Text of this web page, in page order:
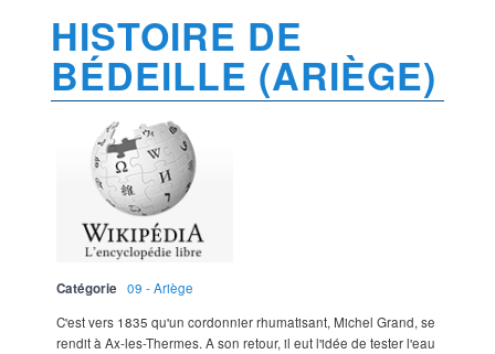
HISTOIRE DE
BÉDEILLE (ARIÈGE)
Catégorie
09 - Ariège
C'est vers 1835 qu'un cordonnier rhumatisant, Michel Grand, se
rendit à Ax-les-Thermes. A son retour, il eut l'idée de tester l'eau